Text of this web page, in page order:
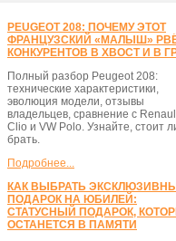
PEUGEOT 208: ПОЧЕМУ ЭТОТ
ФРАНЦУЗСКИЙ «МАЛЫШ»
КОНКУРЕНТОВ В ХВОСТ И В
Полный разбор Peugeot 208:
технические характеристики,
эволюция модели, отзывы
владельцев, сравнение с
Clio и VW Polo. Узнайте, стоит
брать.
Подробнее...
КАК ВЫБРАТЬ
ПОДАРОК НА ЮБИЛЕЙ:
СТАТУСНЫЙ ПОДАРОК,
ОСТАНЕТСЯ В ПАМЯТИ